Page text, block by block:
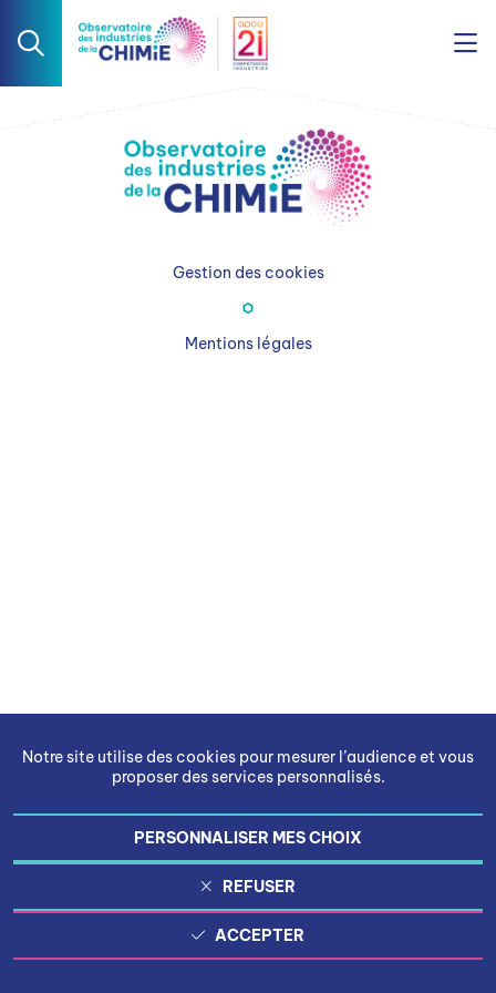
Notre site utilise des cookies pour mesurer l’audience et vous
proposer des services personnalisés.
PERSONNALISER MES CHOIX
REFUSER
ACCEPTER
Gestion des cookies
Mentions légales